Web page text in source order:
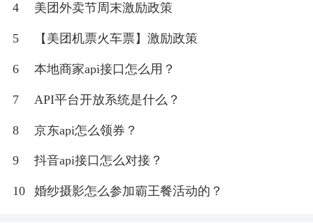
4 美团外卖节周末激励政策
5 【美团机票火车票】激励政策
6 本地商家api接口怎么用？
7 API平台开放系统是什么？
8 京东api怎么领券？
9 抖音api接口怎么对接？
10 婚纱摄影怎么参加霸王餐活动的？